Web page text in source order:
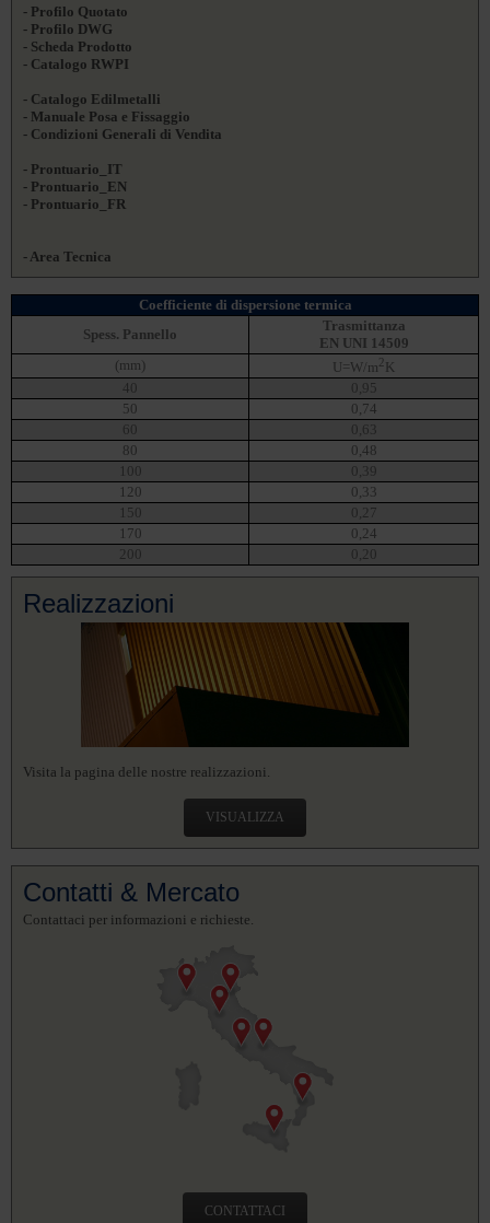
- Profilo Quotato
- Profilo DWG
- Scheda Prodotto
- Catalogo RWPI
- Catalogo Edilmetalli
- Manuale Posa e Fissaggio
- Condizioni Generali di Vendita
- Prontuario_IT
- Prontuario_EN
- Prontuario_FR
- Area Tecnica
Coefficiente di dispersione termica
Spess. Pannello
Trasmittanza
EN UNI 14509
(mm)
U=W/m 2K
40
0,95
50
0,74
60
0,63
80
0,48
100
0,39
120
0,33
150
0,27
170
0,24
200
0,20
Realizzazioni
Visita la pagina delle nostre realizzazioni.
VISUALIZZA
Contatti & Mercato
Contattaci per informazioni e richieste.
CONTATTACI